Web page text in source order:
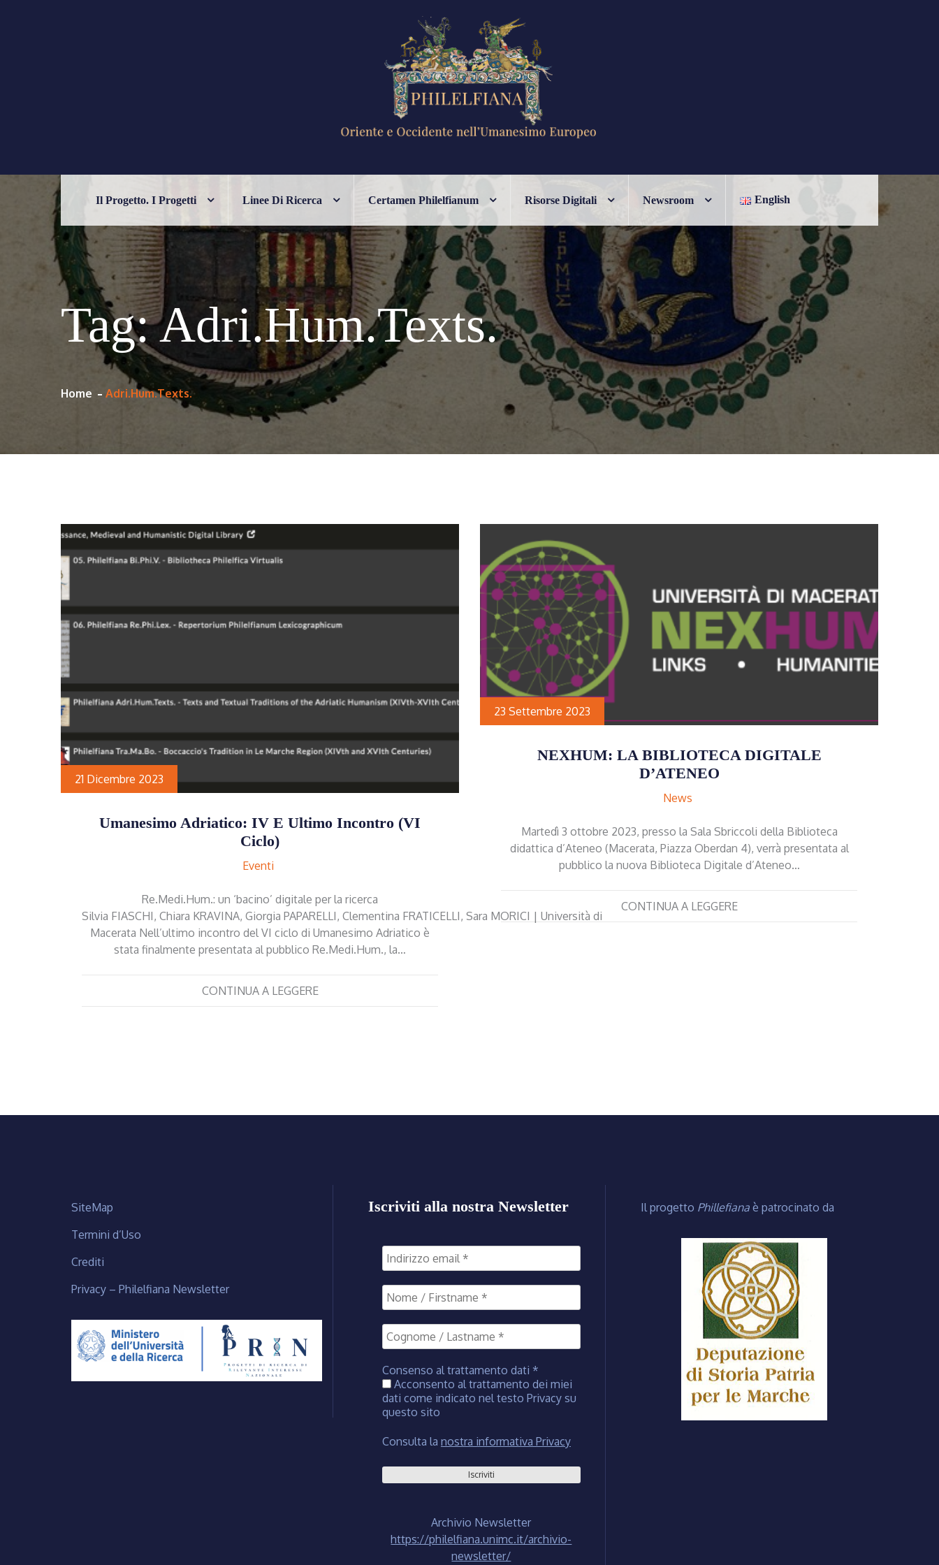
Il Progetto. I Progetti Linee Di Ricerca Certamen Philelfianum Risorse Digitali Newsroom English
Tag:Adri.Hum.Texts.
Home Adri.Hum.Texts.
21 Dicembre 2023
Umanesimo Adriatico: IV E Ultimo Incontro (VI
Ciclo)
Eventi
Re.Medi.Hum.: un ‘bacino’ digitale per la ricerca
Silvia FIASCHI, Chiara KRAVINA, Giorgia PAPARELLI, Clementina FRATICELLI, Sara MORICI | Università di
Macerata Nell’ultimo incontro del VI ciclo di Umanesimo Adriatico è
stata finalmente presentata al pubblico Re.Medi.Hum., la…
CONTINUA A LEGGERE
23 Settembre 2023
NEXHUM: LA BIBLIOTECA DIGITALE
D’ATENEO
News
Martedì 3 ottobre 2023, presso la Sala Sbriccoli della Biblioteca
didattica d’Ateneo (Macerata, Piazza Oberdan 4), verrà presentata al
pubblico la nuova Biblioteca Digitale d’Ateneo…
CONTINUA A LEGGERE
SiteMap
Termini d’Uso
Crediti
Privacy – Philelfiana Newsletter
Iscriviti alla nostra Newsletter
Consenso al trattamento dati *
Acconsento al trattamento dei miei
dati come indicato nel testo Privacy su
questo sito
Consulta la nostra informativa Privacy
Archivio Newsletter
https://philelfiana.unimc.it/archivio-
newsletter/
Il progetto Phillefiana è patrocinato da